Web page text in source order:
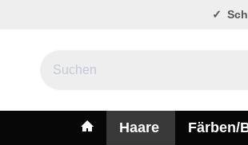
#custom.linkHome#
Haare Färben/